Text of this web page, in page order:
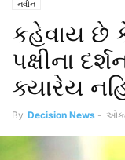
નવીન
કહેવાય છે
પક્ષીના
ક્યારેય
By Decision News -